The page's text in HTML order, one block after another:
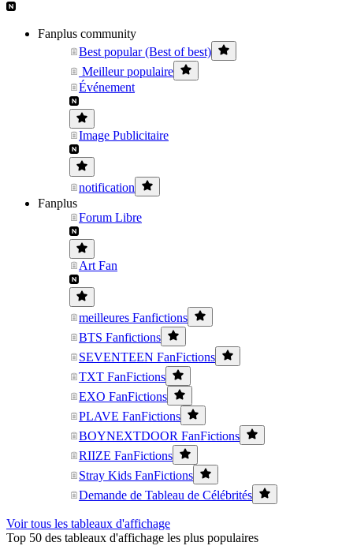
Fanplus community
Best popular (Best of best)
Meilleur populaire
Événement
Image Publicitaire
notification
Fanplus
Forum Libre
Art Fan
meilleures Fanfictions
BTS Fanfictions
SEVENTEEN FanFictions
TXT FanFictions
EXO FanFictions
PLAVE FanFictions
BOYNEXTDOOR FanFictions
RIIZE FanFictions
Stray Kids FanFictions
Demande de Tableau de Célébrités
Voir tous les tableaux d'affichage
Top 50 des tableaux d'affichage les plus populaires